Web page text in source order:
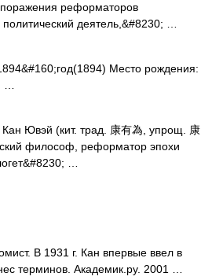
реформаторов
деятель,&#8230; …
Место рождения:
…
Ювэй (кит. трад. 康有為, упрощ. 康
философ, реформатор эпохи
…
В 1931 г. Кан впервые ввел в
терминов. Академик.ру. 2001 …